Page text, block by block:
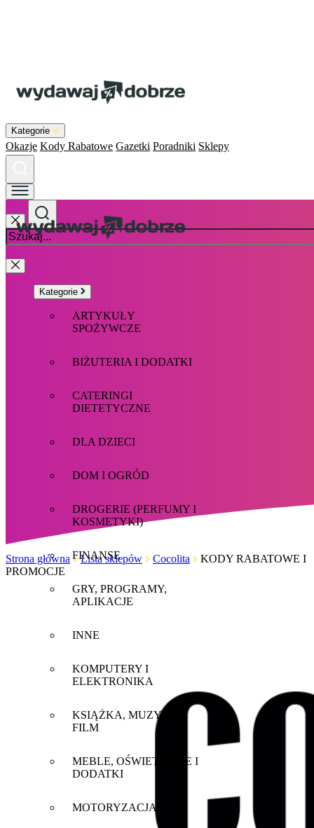
Kategorie
Okazje Kody Rabatowe Gazetki Poradniki Sklepy
Kategorie
ARTYKUŁY
SPOŻYWCZE
BIŻUTERIA I DODATKI
CATERINGI
DIETETYCZNE
DLA DZIECI
DOM I OGRÓD
DROGERIE (PERFUMY I
KOSMETYKI)
FINANSE
GRY, PROGRAMY,
APLIKACJE
INNE
KOMPUTERY I
ELEKTRONIKA
KSIĄŻKA, MUZYKA,
FILM
MEBLE, OŚWIETLENIE I
DODATKI
MOTORYZACJA
Strona główna Lista sklepów Cocolita
KODY RABATOWE I
PROMOCJE